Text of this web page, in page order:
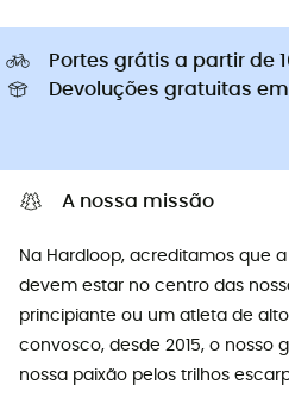
Portes grátis a partir de
Devoluções gratuitas
A nossa missão
Na Hardloop, acreditamos que
devem estar no centro das
principiante ou um atleta de
convosco, desde 2015, o nosso
nossa paixão pelos trilhos